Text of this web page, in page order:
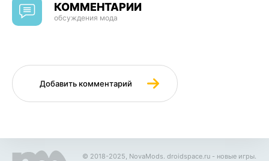
КОММЕНТАРИИ
обсуждения мода
Добавить комментарий
© 2018-2025, NovaMods. droidspace.ru - новые игры.